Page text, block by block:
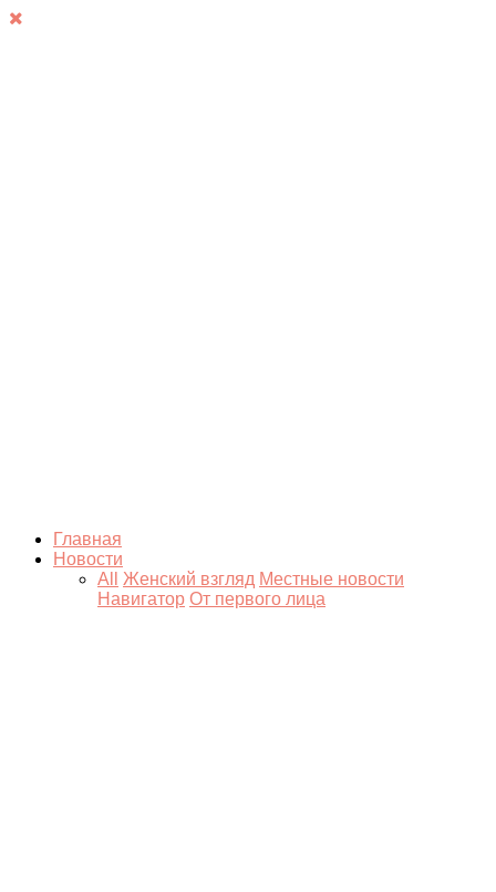
Главная
Новости
All
Женский взгляд Местные новости
Навигатор От первого лица